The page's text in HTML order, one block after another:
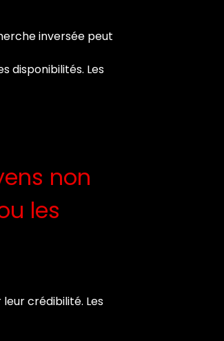
inversée peut
disponibilités. Les
non
les
crédibilité. Les